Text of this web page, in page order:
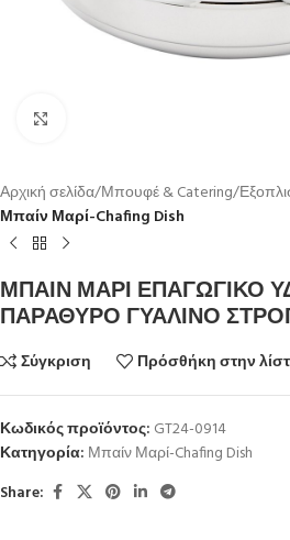
Αρχική σελίδα Μπουφέ & Catering
Μπαίν Μαρί-Chafing Dish
ΜΠΑΙΝ ΜΑΡΙ ΕΠΑΓΩΓΙΚΟ
ΠΑΡΑΘΥΡΟ ΓΥΑΛΙΝΟ
Σύγκριση Πρόσθήκη στην
Κωδικός προϊόντος: GT24-0914
Κατηγορία: Μπαίν Μαρί-Chafing Dish
Share: